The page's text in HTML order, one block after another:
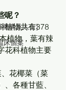
機構及人士]
床個案
呢？
植物共有378
植物，葉有辣
花科植物主要
花椰菜（菜
各種甘藍、